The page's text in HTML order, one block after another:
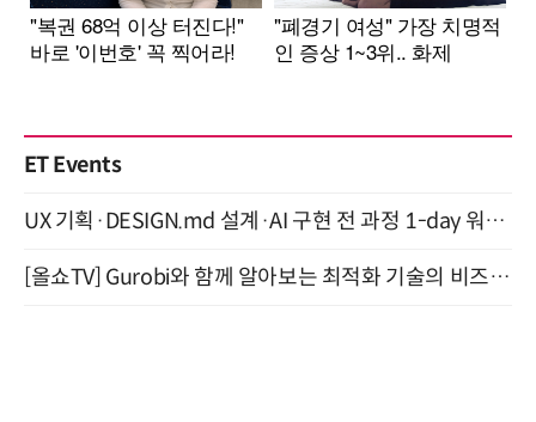
ET Events
UX 기획·DESIGN.md 설계·AI 구현 전 과정 1-day 워크숍 with Claude Code·Codex 9월 15일 개최
[올쇼TV] Gurobi와 함께 알아보는 최적화 기술의 비즈니스 활용 (8월 20일 생방송)